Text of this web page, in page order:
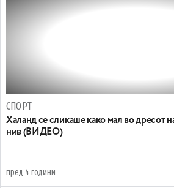
СПОРТ
Халанд се сликаше како мал во дресот
нив (ВИДЕО)
пред 4 години